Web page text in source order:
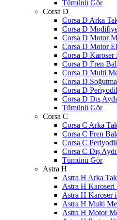
Tümünü Gör
Corsa D
Corsa D Arka
Corsa D
Corsa D Motor
Corsa D Motor
Corsa D Karoser
Corsa D Fren
Corsa D Multi
Corsa D
Corsa D
Corsa D Dış
Tümünü Gör
Corsa C
Corsa C Arka
Corsa C Fren
Corsa C
Corsa C Dış
Tümünü Gör
Astra H
Astra H Arka
Astra H
Astra H Karoser
Astra H Multi
Astra H Motor